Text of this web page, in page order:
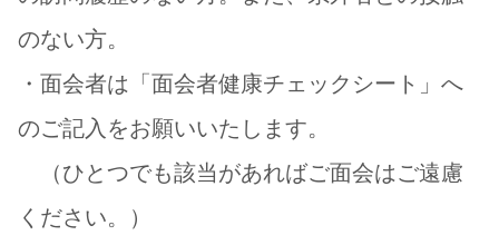
のない方。
・面会者は「面会者健康チェックシート」へ
のご記入をお願いいたします。
（ひとつでも該当があればご面会はご遠慮
ください。）